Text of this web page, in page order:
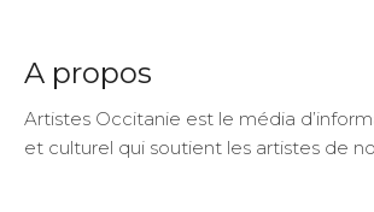
A propos
Artistes Occitanie est le média
et culturel qui soutient les artistes de